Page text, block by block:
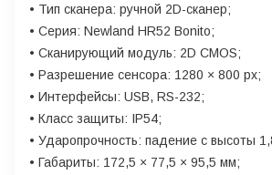
• Тип сканера: ручной 2D-сканер;
• Серия: Newland HR52 Bonito;
• Сканирующий модуль: 2D CMOS;
• Разрешение сенсора: 1280 × 800 px;
• Интерфейсы: USB, RS-232;
• Класс защиты: IP54;
• Ударопрочность: падение с высоты
• Габариты: 172,5 × 77,5 × 95,5 мм;